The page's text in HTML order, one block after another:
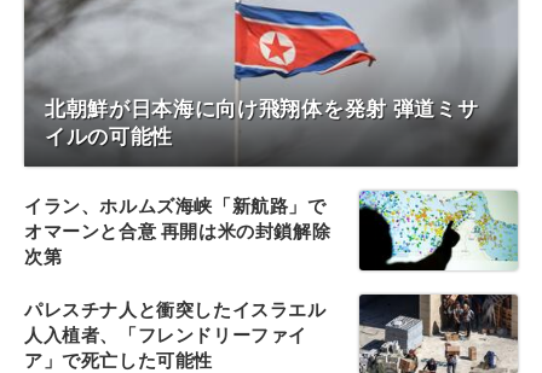
北朝鮮が日本海に向け飛翔体を発射 弾道ミサ
イルの可能性
イラン、ホルムズ海峡「新航路」で
オマーンと合意 再開は米の封鎖解除
次第
パレスチナ人と衝突したイスラエル
人入植者、「フレンドリーファイ
ア」で死亡した可能性